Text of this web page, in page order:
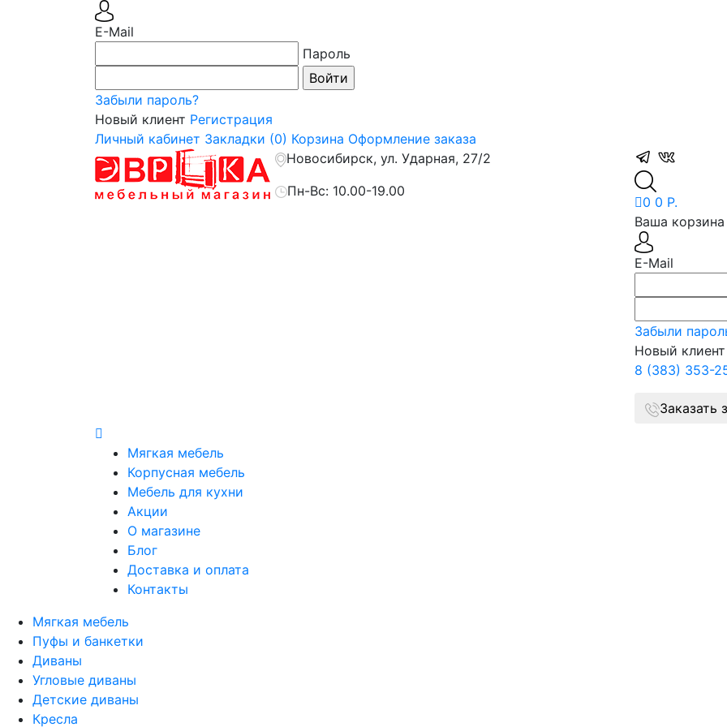
E-Mail
Пароль
Забыли пароль?
Новый клиент Регистрация
Личный кабинет Закладки (0) Корзина Оформление заказа
Новосибирск, ул. Ударная, 27/2
Пн-Вс: 10.00-19.00
0 0 Р.
Ваша корзина
E-Mail
Забыли
Новый клиент
8 (383) 353-
Заказать
Мягкая мебель
Корпусная мебель
Мебель для кухни
Акции
О магазине
Блог
Доставка и оплата
Контакты
Мягкая мебель
Пуфы и банкетки
Диваны
Угловые диваны
Детские диваны
Кресла